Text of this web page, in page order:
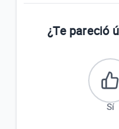
¿Te pareció
Sí